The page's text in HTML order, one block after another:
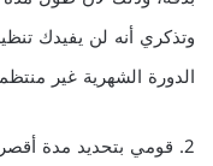
وتذكري أنه لن يفيدك
الدورة الشهرية غير
2. قومي بتحديد مدة